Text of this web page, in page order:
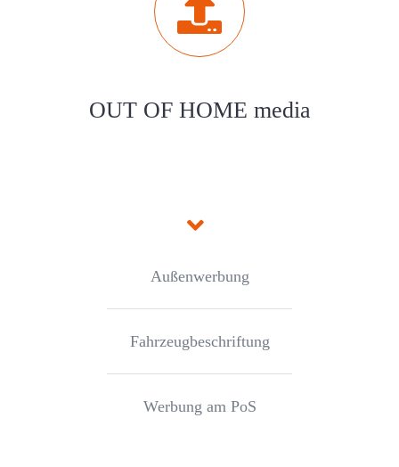
OUT OF HOME media
Außenwerbung
Fahrzeugbeschriftung
Werbung am PoS